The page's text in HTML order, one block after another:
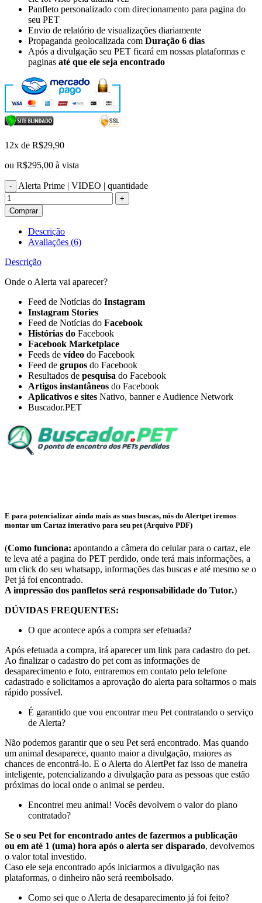
Panfleto personalizado com direcionamento para pagina do
seu PET
Envio de relatório de visualizações diariamente
Propaganda geolocalizada com Duração 6 dias
Após a divulgação seu PET ficará em nossas plataformas e
paginas até que ele seja encontrado
12x de R$29,90
ou R$295,00 à vista
Alerta Prime | VIDEO | quantidade
Comprar
Descrição
Avaliações (6)
Descrição
Onde o Alerta vai aparecer?
Feed de Notícias do Instagram
Instagram Stories
Feed de Notícias do Facebook
Histórias do Facebook
Facebook Marketplace
Feeds de vídeo do Facebook
Feed de grupos do Facebook
Resultados de pesquisa do Facebook
Artigos instantâneos do Facebook
Aplicativos e sites Nativo, banner e Audience Network
Buscador.PET
E para potencializar ainda mais as suas buscas, nós do Alertpet iremos
montar um Cartaz interativo para seu pet (Arquivo PDF)
(Como funciona: apontando a câmera do celular para o cartaz, ele
te leva até a pagina do PET perdido, onde terá mais informações, a
um click do seu whatsapp, informações das buscas e até mesmo se o
Pet já foi encontrado.
A impressão dos panfletos será responsabilidade do Tutor.)
DÚVIDAS FREQUENTES:
O que acontece após a compra ser efetuada?
Após efetuada a compra, irá aparecer um link para cadastro do pet.
Ao finalizar o cadastro do pet com as informações de
desaparecimento e foto, entraremos em contato pelo telefone
cadastrado e solicitamos a aprovação do alerta para soltarmos o mais
rápido possível.
É garantido que vou encontrar meu Pet contratando o serviço
de Alerta?
Não podemos garantir que o seu Pet será encontrado. Mas quando
um animal desaparece, quanto maior a divulgação, maiores as
chances de encontrá-lo. E o Alerta do AlertPet faz isso de maneira
inteligente, potencializando a divulgação para as pessoas que estão
próximas do local onde o animal se perdeu.
Encontrei meu animal! Vocês devolvem o valor do plano
contratado?
Se o seu Pet for encontrado antes de fazermos a publicação
ou em até 1 (uma) hora após o alerta ser disparado, devolvemos
o valor total investido.
Caso ele seja encontrado após iniciarmos a divulgação nas
plataformas, o dinheiro não será reembolsado.
Como sei que o Alerta de desaparecimento já foi feito?